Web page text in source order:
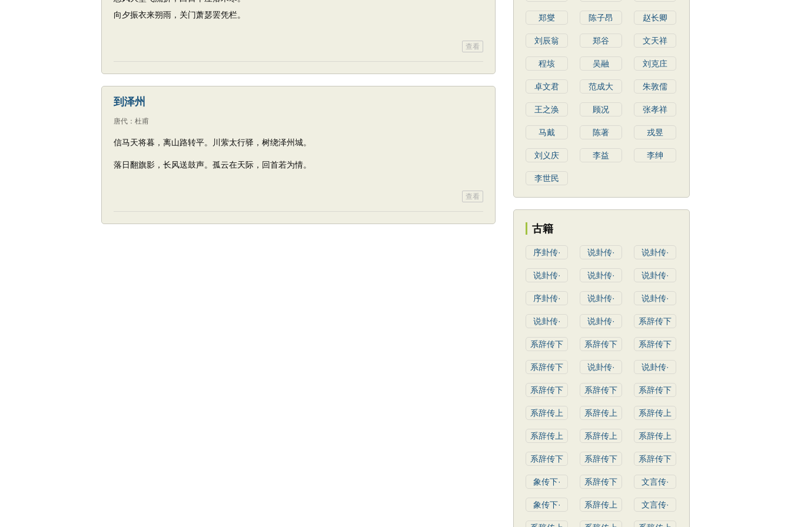
向夕振衣来朔雨，关门萧瑟罢凭栏。
查看
到泽州
唐代 ： 杜甫
信马天将暮，离山路转平。川萦太行驿，树绕泽州城。
落日翻旗影，长风送鼓声。孤云在天际，回首若为情。
查看
郑燮 陈子昂 赵长卿
刘辰翁 郑谷 文天祥
程垓 吴融 刘克庄
卓文君 范成大 朱敦儒
王之涣 顾况 张孝祥
马戴 陈著 戎昱
刘义庆 李益 李绅
李世民
古籍
序卦传· 说卦传· 说卦传·
说卦传· 说卦传· 说卦传·
序卦传· 说卦传· 说卦传·
说卦传· 说卦传· 系辞传下
系辞传下 系辞传下 系辞传下
系辞传下 说卦传· 说卦传·
系辞传下 系辞传下 系辞传下
系辞传上 系辞传上 系辞传上
系辞传上 系辞传上 系辞传上
系辞传下 系辞传下 系辞传下
象传下· 系辞传下 文言传·
象传下· 系辞传上 文言传·